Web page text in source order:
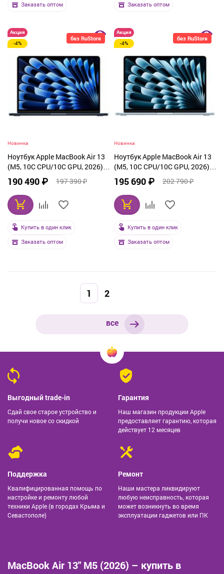
Заказать оптом
Заказать оптом
без RuStore
Акция
-4%
Новинка
Ноутбук Apple MacBook Air 13
(M5, 10C CPU/10C GPU, 2026),
32 ГБ, 1 ТБ SSD, Midnight
(Z1L6001GP)
190 490 ₽ 197 390 ₽
Купить в один клик
Заказать оптом
без RuStore
Акция
-4%
Новинка
Ноутбук Apple MacBook Air 13
(M5, 10C CPU/10C GPU, 2026),
32 ГБ, 1 ТБ SSD, Sky Blue
(Z1L9001CU)
195 690 ₽ 202 790 ₽
Купить в один клик
Заказать оптом
1 2
все
Выгодный trade-in
Сдай свое старое устройство и
получи новое со скидкой
Гарантия
Наш магазин продукции Apple
предоставляет гарантию, которая
действует 12 месяцев
Поддержка
Квалифицированная помощь по
настройке и ремонту любой
техники Apple (в городах Крыма и
Севастополе)
Ремонт
Наши мастера ликвидируют
любую неисправность, которая
может возникнуть во время
эксплуатации гаджетов или ПК
MacBook Air 13" M5 (2026) – купить в